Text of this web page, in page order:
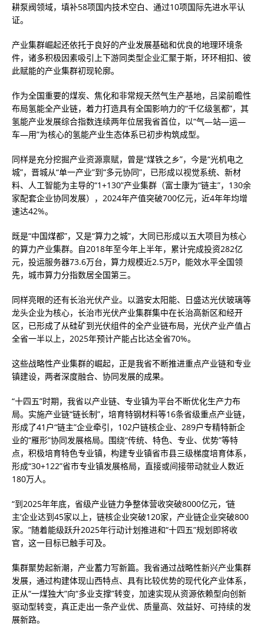
耕泵阀领域，填补58项国内技术空白、通过10项国际先进水平认
证。
产业集群崛起还依托于良好的产业发展基础和优良的地理环境条
件，诸多积极因素吸引上下游同类型企业汇聚于斯，环环相扣、彼
此赋能的产业集群初现轮廓。
作为全国重要的煤炭、焦化和非常规天然气生产基地，吕梁前瞻性
布局氢能全产业链，着力打造具有全国影响力的“千亿级氢都”，其
氢能产业发展综合指数连续两年位居我省首位，以“气—站—运—
车—用”为核心的氢能产业生态体系已初步构筑成型。
同样是充分挖掘产业资源禀赋，曾是“煤铁之乡”，今是“光机电之
城”，晋城从“单一产业”到“多元协同”，已形成以视觉系统、新材
料、人工智能为主导的“1+130”产业集群（富士康为“链主”，130余
家配套企业协同发展），2024年产值突破700亿元，近4年年均增
速达42%。
既是“中国煤都”，又是“算力之城”，大同已形成以五大项目为核心
的算力产业集群。自2018年至今年上半年，累计完成投资282亿
元，投运服务器73.6万台，算力规模近2.5万P，能效水平全国领
先，城市算力分指数居全国第三。
同样亮眼的还有长治光伏产业。以潞安太阳能、日盛达光伏玻璃等
龙头企业为核心，长治市光伏产业集群集中在长治高新区和经开
区，已形成了从硅矿到光伏组件的全产业链布局，光伏产业产值占
全省一半以上，2025年预计产能占比达全省70%。
这些战略性产业集群的崛起，正是我省不断推进重点产业链和专业
镇建设，两者深度融合、协同发展的成果。
“十四五”时期，我省以产业链、专业镇为平台不断优化生产力布
局。实施产业链“链长制”，培育特钢材料等16条省级重点产业链，
形成了41户“链主”企业牵引，102户链核企业、289户专精特新企
业的“雁形”协同发展格局。围绕“传统、特色、专业、优势”等特
点，积极培育特色专业镇，构建专业镇省市县三级梯度培育体系，
形成“30+122”省市专业镇发展格局，直接或间接带动就业人数近
180万人。
“到2025年年底，省级产业链力争整体营收突破8000亿元，‘链
主’企业达到45家以上，链核企业突破120家，产业链企业突破800
家。”随着能级跃升2025年行动计划推进和“十四五”规划即将收
官，这一目标已触手可及。
集群聚势起新潮，产业蓄力写新篇。我省通过战略性新兴产业集群
发展，通过构建体现山西特点、具有比较优势的现代化产业体系，
正从“一煤独大”向“多业支撑”转变，加速实现从资源依赖型向创新
驱动型转变，真正走出一条产业优、质量高、效益好、可持续的发
展新路。